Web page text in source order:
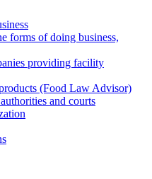
forms of doing business,
providing facility
(Food Law Advisor)
and courts